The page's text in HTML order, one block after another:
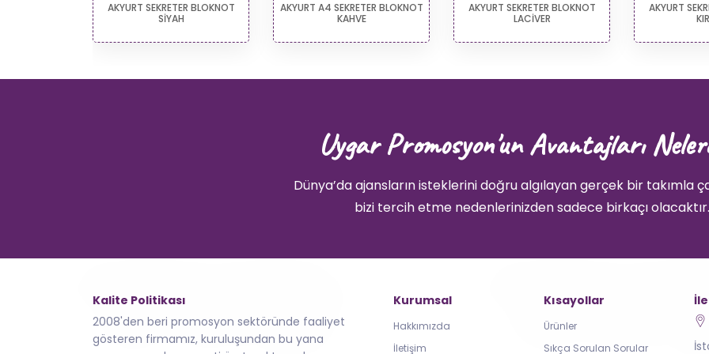
AKYURT SEKRETER BLOKNOT
SİYAH
AKYURT A4 SEKRETER BLOKNOT
KAHVE
AKYURT SEKRETER BLOKNOT
LACİVER
AKYURT
Uygar Promosyon'un Avantajları
Dünya’da ajansların isteklerini doğru algılayan gerçek bir takımla
bizi tercih etme nedenlerinizden sadece birkaçı olacaktır.
Kalite Politikası
2008'den beri promosyon sektöründe faaliyet
gösteren firmamız, kuruluşundan bu yana
Kurumsal
Hakkımızda
İletişim
Kısayollar
Ürünler
Sıkça Sorulan Sorular